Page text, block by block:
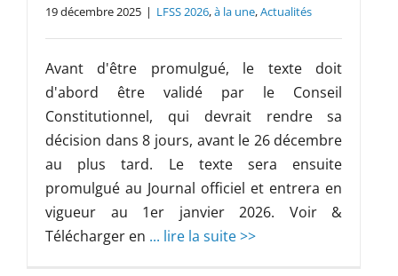
19 décembre 2025 | LFSS 2026,à la une,Actualités
Avant d'être promulgué, le texte doit
d'abord être validé par le Conseil
Constitutionnel, qui devrait rendre sa
décision dans 8 jours, avant le 26 décembre
au plus tard. Le texte sera ensuite
promulgué au Journal officiel et entrera en
vigueur au 1er janvier 2026. Voir &
Télécharger en ... lire la suite >>